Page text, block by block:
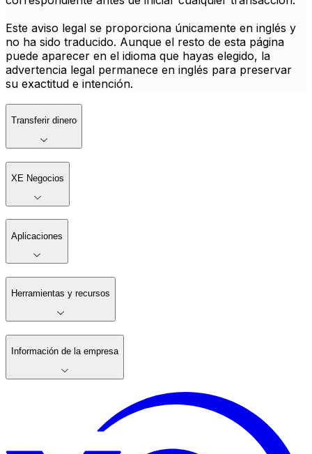
Este aviso legal se proporciona únicamente en inglés y
no ha sido traducido. Aunque el resto de esta página
puede aparecer en el idioma que hayas elegido, la
advertencia legal permanece en inglés para preservar
su exactitud e intención.
Transferir dinero
XE Negocios
Aplicaciones
Herramientas y recursos
Información de la empresa